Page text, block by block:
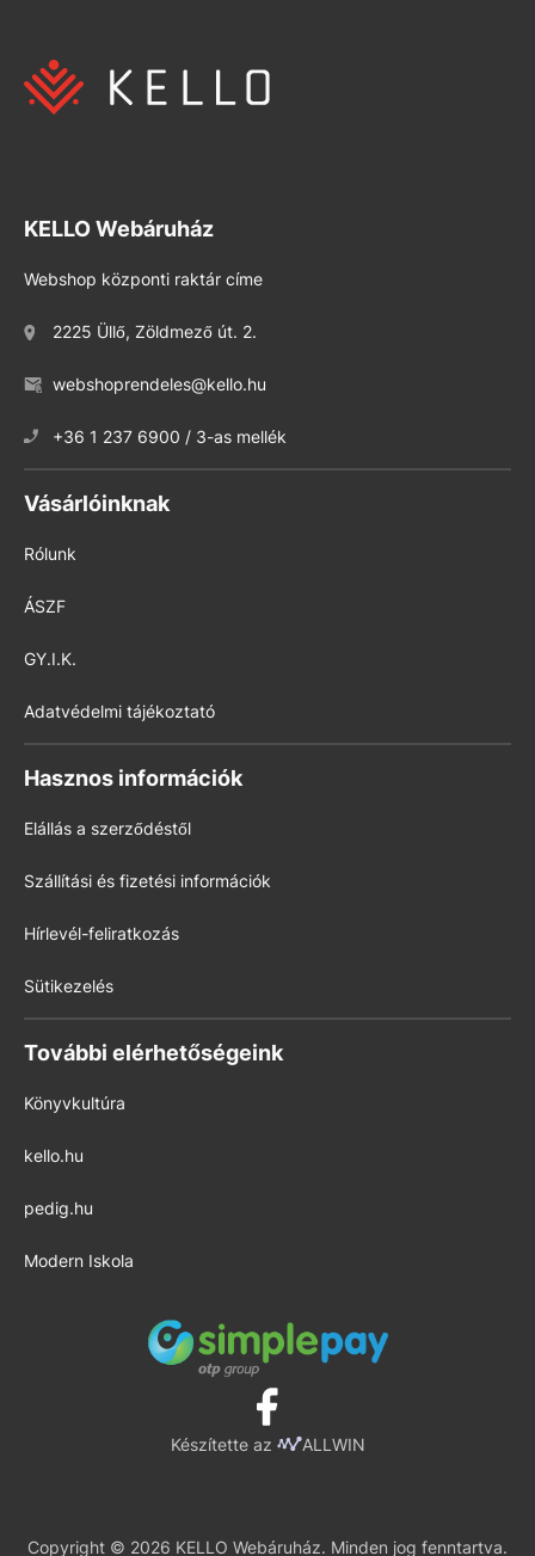
KELLO Webáruház
Webshop központi raktár címe
2225 Üllő, Zöldmező út. 2.
webshoprendeles@kello.hu
+36 1 237 6900 / 3-as mellék
Vásárlóinknak
Rólunk
ÁSZF
GY.I.K.
Adatvédelmi tájékoztató
Hasznos információk
Elállás a szerződéstől
Szállítási és fizetési információk
Hírlevél-feliratkozás
Sütikezelés
További elérhetőségeink
Könyvkultúra
kello.hu
pedig.hu
Modern Iskola
Készítette az ALLWIN
Copyright © 2026 KELLO Webáruház. Minden jog fenntartva.